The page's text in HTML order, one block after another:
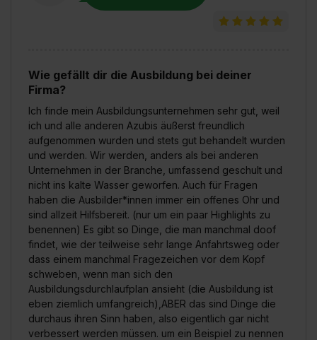
Wie gefällt dir die Ausbildung bei deiner
Firma?
Ich finde mein Ausbildungsunternehmen sehr gut, weil
ich und alle anderen Azubis äußerst freundlich
aufgenommen wurden und stets gut behandelt wurden
und werden. Wir werden, anders als bei anderen
Unternehmen in der Branche, umfassend geschult und
nicht ins kalte Wasser geworfen. Auch für Fragen
haben die Ausbilder*innen immer ein offenes Ohr und
sind allzeit Hilfsbereit. (nur um ein paar Highlights zu
benennen) Es gibt so Dinge, die man manchmal doof
findet, wie der teilweise sehr lange Anfahrtsweg oder
dass einem manchmal Fragezeichen vor dem Kopf
schweben, wenn man sich den
Ausbildungsdurchlaufplan ansieht (die Ausbildung ist
eben ziemlich umfangreich),ABER das sind Dinge die
durchaus ihren Sinn haben, also eigentlich gar nicht
verbessert werden müssen. um ein Beispiel zu nennen